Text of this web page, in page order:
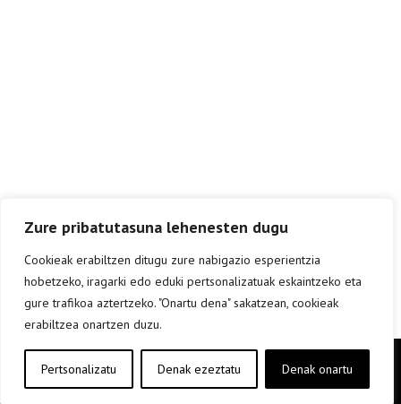
Zure pribatutasuna lehenesten dugu
Cookieak erabiltzen ditugu zure nabigazio esperientzia
hobetzeko, iragarki edo eduki pertsonalizatuak eskaintzeko eta
gure trafikoa aztertzeko. "Onartu dena" sakatzean, cookieak
erabiltzea onartzen duzu.
Pertsonalizatu Denak ezeztatu Denak onartu
Copyright © elkar Argitaletxeak 2019
Lege oharra
Cookie politika